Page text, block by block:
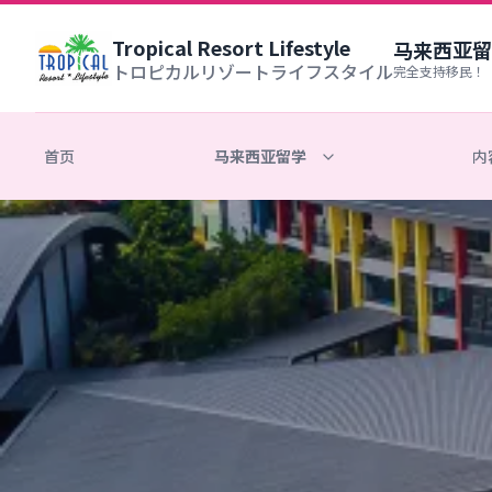
Tropical Resort Lifestyle
トロピカルリゾートライフスタイル
马来西亚
完全支持移民！
首页 马来西亚留学